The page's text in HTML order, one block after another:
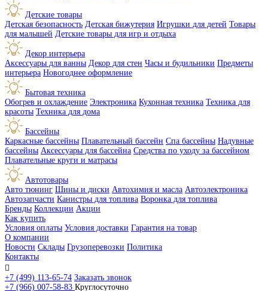
Детские товары
Детская безопасность Детская бижутерия Игрушки для детей Товары
для малышей Детские товары для игр и отдыха
Декор интерьера
Аксессуары для ванны Декор для стен Часы и будильники Предметы
интерьера Новогоднее оформление
Бытовая техника
Обогрев и охлаждение Электроника Кухонная техника Техника для
красоты Техника для дома
Бассейны
Каркасные бассейны Плавательный бассейн Спа бассейны Надувные
бассейны Аксессуары для бассейна Средства по уходу за бассейном
Плавательные круги и матрасы
Автотовары
Авто тюнинг Шины и диски Автохимия и масла Автоэлектроника
Автозапчасти Канистры для топлива Воронка для топлива
Бренды Коллекции Акции
Как купить
Условия оплаты Условия доставки Гарантия на товар
О компании
Новости Склады Грузоперевозки Политика
Контакты

+7 (499) 113-65-74 Заказать звонок
+7 (966) 007-58-83 Круглосуточно